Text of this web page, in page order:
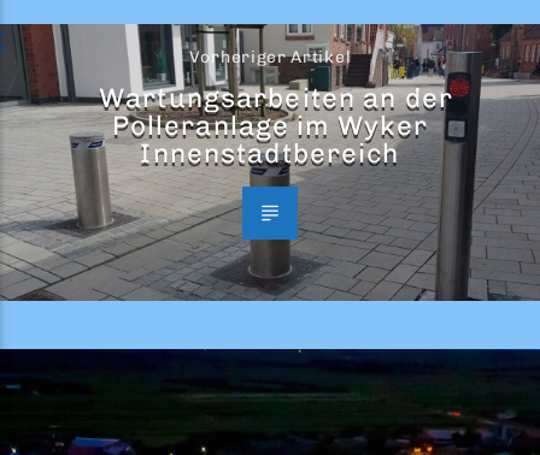
Vorheriger Artikel
Wartungsarbeiten an der
Polleranlage im Wyker
Innenstadtbereich